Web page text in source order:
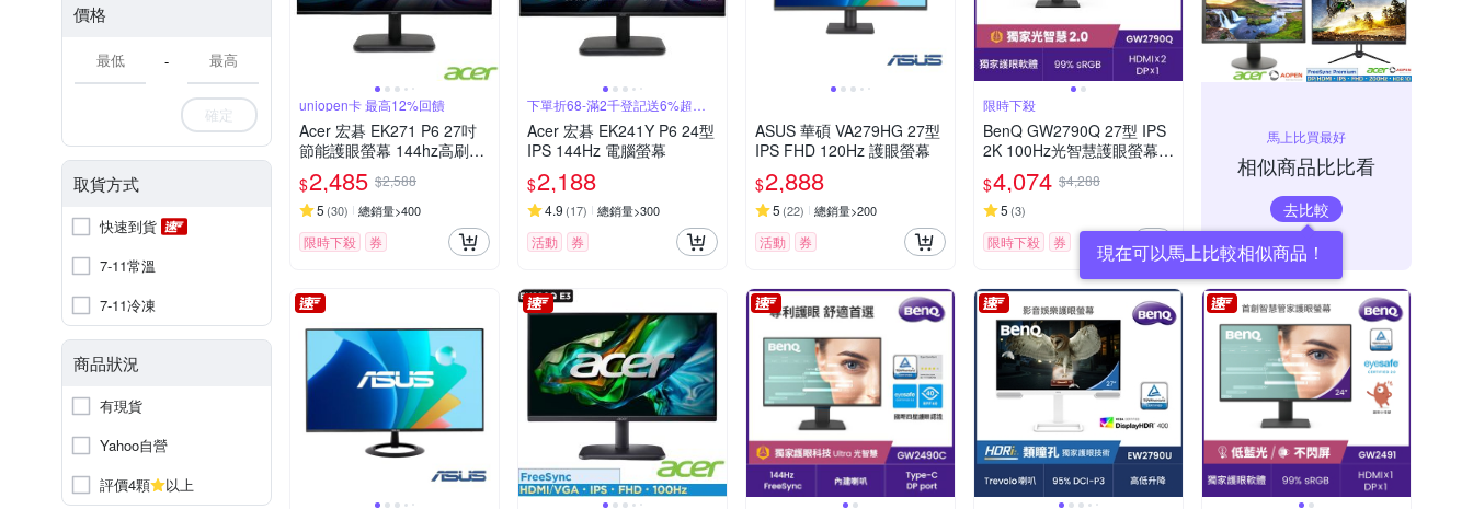
價格
-
確定
取貨方式
快速到貨
7-11常溫
7-11冷凍
商品狀況
有現貨
Yahoo自營
評價4顆
以上
uniopen卡 最高12%回饋
Acer 宏碁 EK271 P6 27吋
節能護眼螢幕 144hz高刷新
率
$2,485 $2,588
5 (30) 總銷量>400
限時下殺 券
下單折68-滿2千登記送6%超贈
點
Acer 宏碁 EK241Y P6 24型
IPS 144Hz 電腦螢幕
$2,188
4.9 (17) 總銷量>300
活動 券
ASUS 華碩 VA279HG 27型
IPS FHD 120Hz 護眼螢幕
$2,888
5 (22) 總銷量>200
活動 券
限時下殺
BenQ GW2790Q 27型 IPS
2K 100Hz光智慧護眼螢幕
(HDM/DP/喇叭2W*2)
$4,074 $4,288
5 (3)
限時下殺 券
馬上比買最好
相似商品比比看
去比較